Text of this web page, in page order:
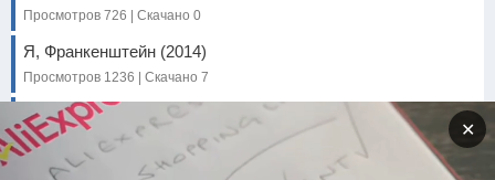
Просмотров 726 | Скачано 0
Я, Франкенштейн (2014)
Просмотров 1236 | Скачано 7
Голодные игры 3: Сойка-
пересмешница. Часть I
Просмотров 1228 | Скачано 0
✕